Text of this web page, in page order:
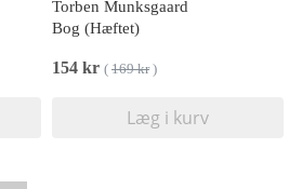
Torben Munksgaard
Bog (Hæftet)
154 kr ( 169 kr)
Læg i kurv